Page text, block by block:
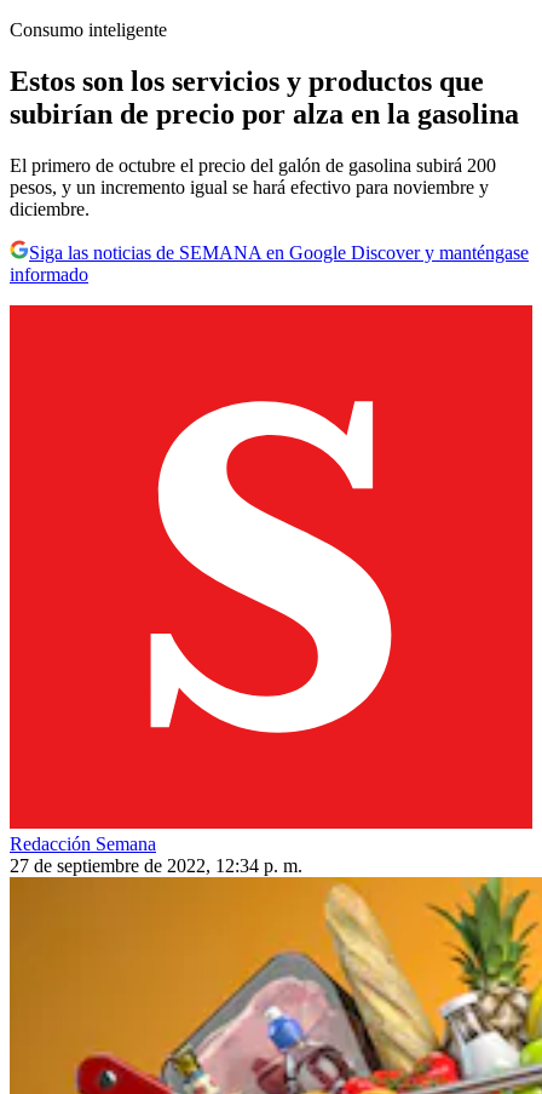
Consumo inteligente
Estos son los servicios y productos que
subirían de precio por alza en la gasolina
El primero de octubre el precio del galón de gasolina subirá 200
pesos, y un incremento igual se hará efectivo para noviembre y
diciembre.
Siga las noticias de SEMANA en Google Discover y manténgase
informado
Redacción Semana
27 de septiembre de 2022, 12:34 p. m.